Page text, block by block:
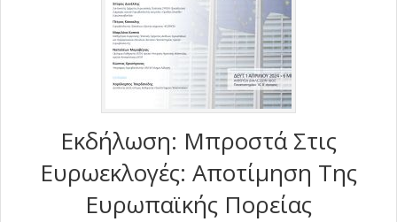
Εκδήλωση: Μπροστά Στις
Ευρωεκλογές: Αποτίμηση Της
Ευρωπαϊκής Πορείας